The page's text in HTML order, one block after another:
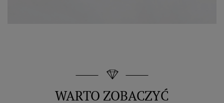
WARTO ZOBACZYĆ